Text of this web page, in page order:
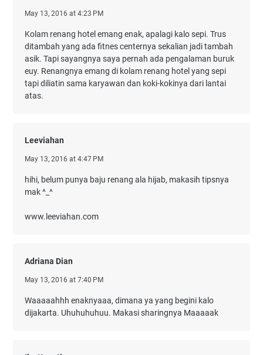
May 13, 2016 at 4:23 PM
Kolam renang hotel emang enak, apalagi kalo sepi. Trus
ditambah yang ada fitnes centernya sekalian jadi tambah
asik. Tapi sayangnya saya pernah ada pengalaman buruk
euy. Renangnya emang di kolam renang hotel yang sepi
tapi diliatin sama karyawan dan koki-kokinya dari lantai
atas.
Leeviahan
May 13, 2016 at 4:47 PM
hihi, belum punya baju renang ala hijab, makasih tipsnya
mak ^_^
www.leeviahan.com
Adriana Dian
May 13, 2016 at 7:40 PM
Waaaaahhh enaknyaaa, dimana ya yang begini kalo
dijakarta. Uhuhuhuhuu. Makasi sharingnya Maaaaak